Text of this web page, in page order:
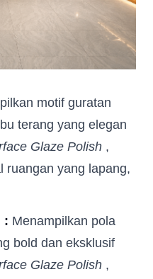
motif guratan
terang yang elegan
Glaze Polish ,
ruangan yang lapang,
: Menampilkan pola
bold dan eksklusif
Glaze Polish ,